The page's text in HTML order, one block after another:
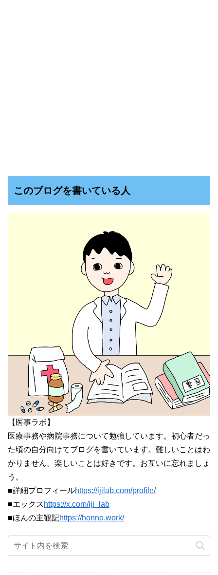
このブログを書いている人
【医事ラボ】
医療事務や病院事務について勉強しています。初心者だっ
た頃の自分向けてブログを書いています。難しいことはわ
かりません。楽しいことは好きです。お互いに忘れましょ
う。
■詳細プロフィールhttps://ijilab.com/profile/
■エックス https://x.com/iji_lab
■ほんの主観記https://honno.work/